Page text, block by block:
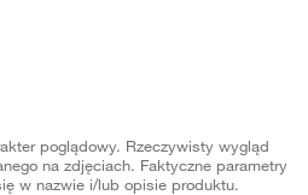
poglądowy. Rzeczywisty wygląd
na zdjęciach. Faktyczne parametry
w nazwie i/lub opisie produktu.